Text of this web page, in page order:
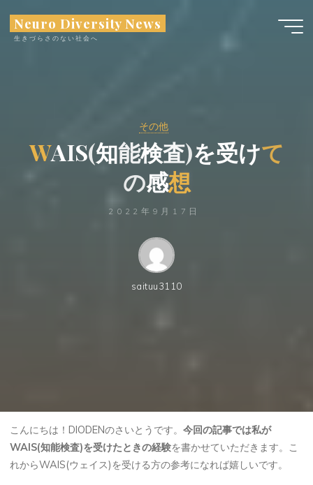
Neuro Diversity News
生きづらさのない社会へ
その他
WAIS(知能検査)を受けて
の感想
2022年9月17日
saituu3110
こんにちは！DIODENのさいとうです。今回の記事では私が
WAIS(知能検査)を受けたときの経験を書かせていただきます。こ
れからWAIS(ウェイス)を受ける方の参考になれば嬉しいです。